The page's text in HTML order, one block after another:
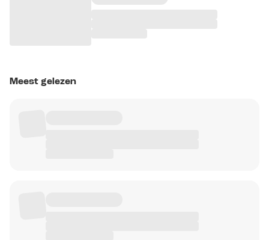
Meest gelezen